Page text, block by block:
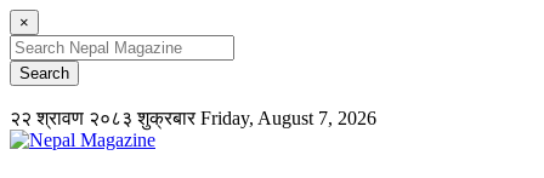
×
२२ श्रावण २०८३ शुक्रबारFriday, August 7, 2026